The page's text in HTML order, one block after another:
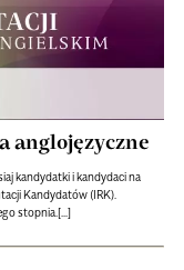
anglojęzyczne
kandydatki i kandydaci na
Kandydatów (IRK).
stopnia.[...]